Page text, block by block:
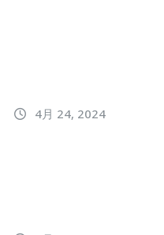
4月 24, 2024